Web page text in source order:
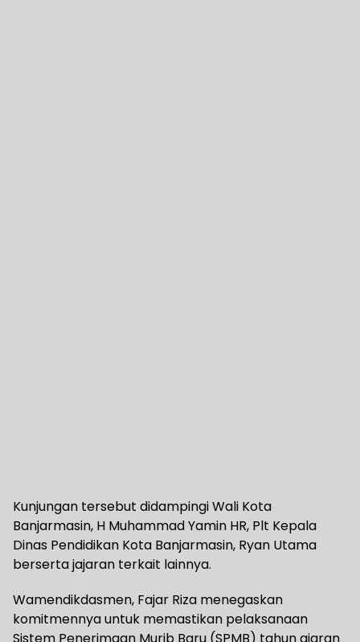
Kunjungan tersebut didampingi Wali Kota
Banjarmasin, H Muhammad Yamin HR, Plt Kepala
Dinas Pendidikan Kota Banjarmasin, Ryan Utama
berserta jajaran terkait lainnya.
Wamendikdasmen, Fajar Riza menegaskan
komitmennya untuk memastikan pelaksanaan